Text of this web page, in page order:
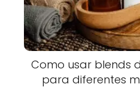
Como usar blends
para diferentes